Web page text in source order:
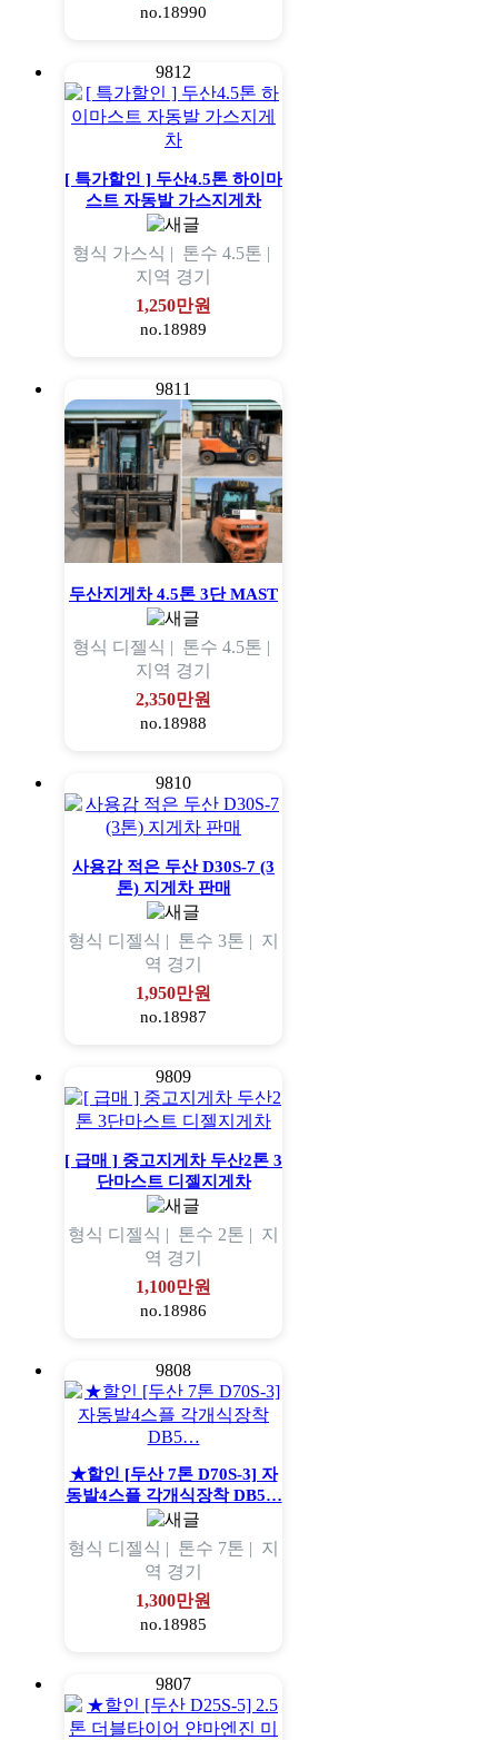
no.18990
9812
[ 특가할인 ] 두산4.5톤 하이마
스트 자동발 가스지게차
형식 가스식 | 톤수 4.5톤 |
지역 경기
1,250만원
no.18989
9811
두산지게차 4.5톤 3단 MAST
형식 디젤식 | 톤수 4.5톤 |
지역 경기
2,350만원
no.18988
9810
사용감 적은 두산 D30S-7 (3
톤) 지게차 판매
형식 디젤식 | 톤수 3톤 | 지
역 경기
1,950만원
no.18987
9809
[ 급매 ] 중고지게차 두산2톤 3
단마스트 디젤지게차
형식 디젤식 | 톤수 2톤 | 지
역 경기
1,100만원
no.18986
9808
★할인 [두산 7톤 D70S-3] 자
동발4스플 각개식장착 DB5…
형식 디젤식 | 톤수 7톤 | 지
역 경기
1,300만원
no.18985
9807